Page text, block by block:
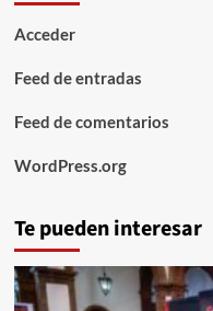
Acceder
Feed de entradas
Feed de comentarios
WordPress.org
Te pueden interesar